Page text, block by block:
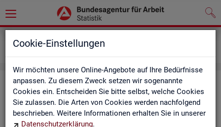
Cookie-Einstellungen
Wir möchten unsere Online-Angebote auf Ihre Bedürfnisse
anpassen. Zu diesem Zweck setzen wir sogenannte
Cookies ein. Entscheiden Sie bitte selbst, welche Cookies
Sie zulassen. Die Arten von Cookies werden nachfolgend
beschrieben. Weitere Informationen erhalten Sie in unserer
Datenschutzerklärung.
Kenn­zah­len­steck­brie­fe
Die Steck­brie­fe in­for­mie­ren über De­fi­ni­ti­on, Aus­sa­ge­kraft, Be­
rech­nung und Da­ten­quel­len der Kenn­zah­len, die in der Sta­tis­